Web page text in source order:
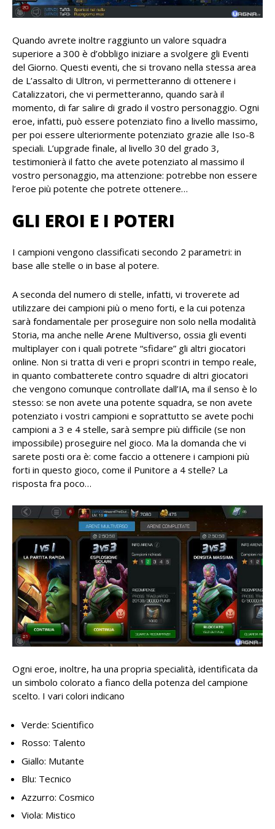
Quando avrete inoltre raggiunto un valore squadra
superiore a 300 è d’obbligo iniziare a svolgere gli Eventi
del Giorno. Questi eventi, che si trovano nella stessa area
de L’assalto di Ultron, vi permetteranno di ottenere i
Catalizzatori, che vi permetteranno, quando sarà il
momento, di far salire di grado il vostro personaggio. Ogni
eroe, infatti, può essere potenziato fino a livello massimo,
per poi essere ulteriormente potenziato grazie alle Iso-8
speciali. L’upgrade finale, al livello 30 del grado 3,
testimonierà il fatto che avete potenziato al massimo il
vostro personaggio, ma attenzione: potrebbe non essere
l’eroe più potente che potrete ottenere…
GLI EROI E I POTERI
I campioni vengono classificati secondo 2 parametri: in
base alle stelle o in base al potere.
A seconda del numero di stelle, infatti, vi troverete ad
utilizzare dei campioni più o meno forti, e la cui potenza
sarà fondamentale per proseguire non solo nella modalità
Storia, ma anche nelle Arene Multiverso, ossia gli eventi
multiplayer con i quali potrete “sfidare” gli altri giocatori
online. Non si tratta di veri e propri scontri in tempo reale,
in quanto combatterete contro squadre di altri giocatori
che vengono comunque controllate dall’IA, ma il senso è lo
stesso: se non avete una potente squadra, se non avete
potenziato i vostri campioni e soprattutto se avete pochi
campioni a 3 e 4 stelle, sarà sempre più difficile (se non
impossibile) proseguire nel gioco. Ma la domanda che vi
sarete posti ora è: come faccio a ottenere i campioni più
forti in questo gioco, come il Punitore a 4 stelle? La
risposta fra poco…
Ogni eroe, inoltre, ha una propria specialità, identificata da
un simbolo colorato a fianco della potenza del campione
scelto. I vari colori indicano
Verde: Scientifico
Rosso: Talento
Giallo: Mutante
Blu: Tecnico
Azzurro: Cosmico
Viola: Mistico